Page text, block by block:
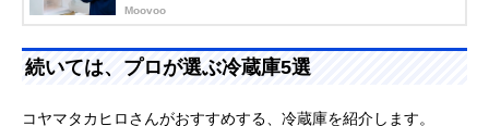
Moovoo
続いては、プロが選ぶ冷蔵庫5選
コヤマタカヒロさんがおすすめする、冷蔵庫を紹介します。